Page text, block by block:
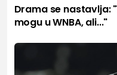
Drama se nastavlja:
mogu u WNBA, ali..."